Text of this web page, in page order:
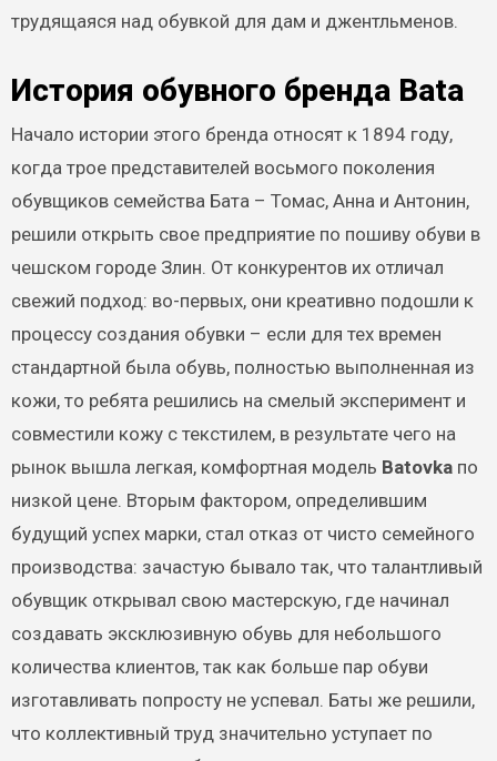
трудящаяся над обувкой для дам и джентльменов.
История обувного бренда Bata
Начало истории этого бренда относят к 1894 году,
когда трое представителей восьмого поколения
обувщиков семейства Бата – Томас, Анна и Антонин,
решили открыть свое предприятие по пошиву обуви в
чешском городе Злин. От конкурентов их отличал
свежий подход: во-первых, они креативно подошли к
процессу создания обувки – если для тех времен
стандартной была обувь, полностью выполненная из
кожи, то ребята решились на смелый эксперимент и
совместили кожу с текстилем, в результате чего на
рынок вышла легкая, комфортная модель Batovkaпо
низкой цене. Вторым фактором, определившим
будущий успех марки, стал отказ от чисто семейного
производства: зачастую бывало так, что талантливый
обувщик открывал свою мастерскую, где начинал
создавать эксклюзивную обувь для небольшого
количества клиентов, так как больше пар обуви
изготавливать попросту не успевал. Баты же решили,
что коллективный труд значительно уступает по